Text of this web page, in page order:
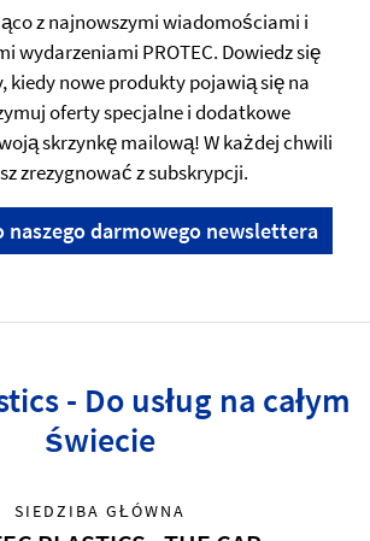
z najnowszymi wiadomościami i
wydarzeniami PROTEC. Dowiedz się
kiedy nowe produkty pojawią się na
oferty specjalne i dodatkowe
skrzynkę mailową! W każdej chwili
zrezygnować z subskrypcji.
naszego darmowego newslettera
- Do usług na całym
świecie
SIEDZIBA GŁÓWNA